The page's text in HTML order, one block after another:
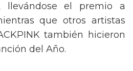
llevándose el premio a
que otros artistas
también hicieron
del Año.